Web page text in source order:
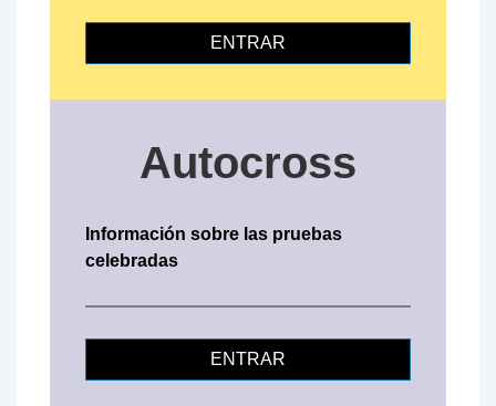
ENTRAR
Autocross
Información sobre las pruebas
celebradas
ENTRAR